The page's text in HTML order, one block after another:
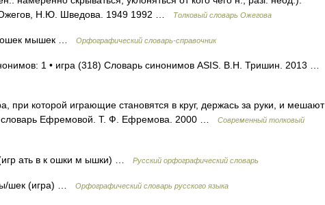
Н.Ю. Шведова. 1949 1992 …
Толковый словарь Ожегова
мышек … Орфографический словарь-справочник
1 • игра (318) Словарь синонимов ASIS. В.Н. Тришин. 2013 …
при которой играющие становятся в круг, держась за руки, и мешают
словарь Ефремовой. Т. Ф. Ефремова. 2000 …
Современный толковый
ать в к ошки м ышки) … Русский орфографический словарь
шек (игра) … Орфографический словарь русского языка